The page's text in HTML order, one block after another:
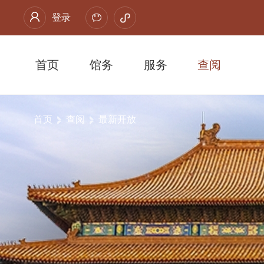
登录
首页 馆务 服务 查阅
首页 查阅 最新开放